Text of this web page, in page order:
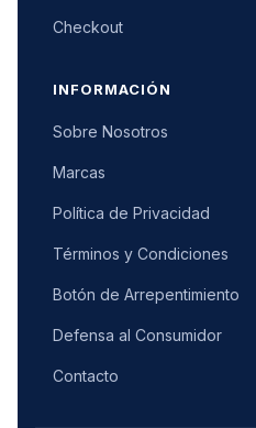
Checkout
INFORMACIÓN
Sobre Nosotros
Marcas
Política de Privacidad
Términos y Condiciones
Botón de Arrepentimiento
Defensa al Consumidor
Contacto